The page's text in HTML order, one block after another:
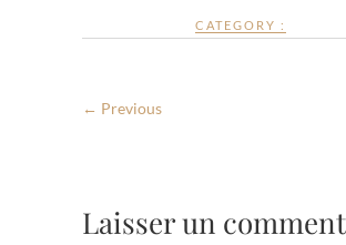
CATEGORY :
← Previous
Laisser un